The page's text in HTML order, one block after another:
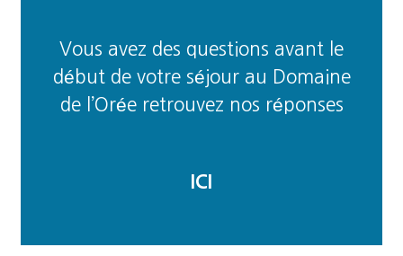
Vous avez des questions avant le
début de votre séjour au Domaine
de l’Orée retrouvez nos réponses
ICI